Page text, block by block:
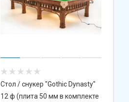
Стол / снукер "Gothic Dynasty"
12 ф (плита 50 мм в комплекте